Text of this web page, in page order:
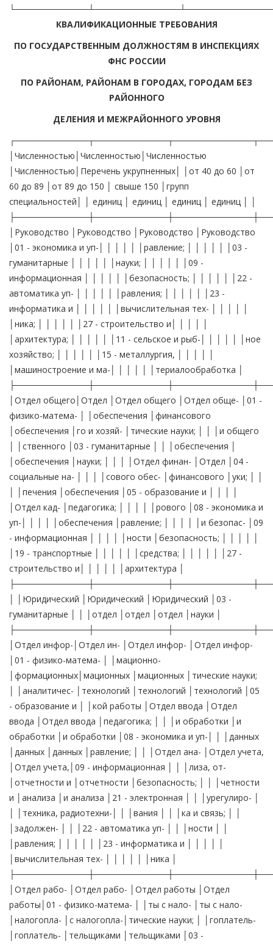
КВАЛИФИКАЦИОННЫЕ ТРЕБОВАНИЯ
ПО ГОСУДАРСТВЕННЫМ ДОЛЖНОСТЯМ В ИНСПЕКЦИЯХ
ФНС РОССИИ
ПО РАЙОНАМ, РАЙОНАМ В ГОРОДАХ, ГОРОДАМ БЕЗ
РАЙОННОГО
ДЕЛЕНИЯ И МЕЖРАЙОННОГО УРОВНЯ
┌────────────┬────────────┬─────────────┬────────────┬────────────────────┐ │Численностью│Численностью│Численностью │Численностью│Перечень укрупненных│ │от 40 до 60 │от 60 до 89 │от 89 до 150 │ свыше 150 │групп специальностей│ │ единиц │ единиц │ единиц │ единиц │ │ ├────────────┼────────────┼─────────────┼────────────┼────────────────────┤ │Руководство │Руководство │Руководство │Руководство │01 - экономика и уп-│ │ │ │ │ │равление; │ │ │ │ │ │03 - гуманитарные │ │ │ │ │ │науки; │ │ │ │ │ │09 - информационная │ │ │ │ │ │безопасность; │ │ │ │ │ │22 - автоматика уп- │ │ │ │ │ │равления; │ │ │ │ │ │23 - информатика и │ │ │ │ │ │вычислительная тех- │ │ │ │ │ │ника; │ │ │ │ │ │27 - строительство и│ │ │ │ │ │архитектура; │ │ │ │ │ │11 - сельское и рыб-│ │ │ │ │ │ное хозяйство; │ │ │ │ │ │15 - металлургия, │ │ │ │ │ │машиностроение и ма-│ │ │ │ │ │териалообработка │ ├────────────┼────────────┼─────────────┼────────────┼────────────────────┤ │Отдел общего│Отдел │Отдел общего │Отдел обще- │01 - физико-матема- │ │обеспечения │финансового │обеспечения │го и хозяй- │тические науки; │ │ │и общего │ │ственного │03 - гуманитарные │ │ │обеспечения │ │обеспечения │науки; │ │ │ │Отдел финан- │Отдел │04 - социальные на- │ │ │ │сового обес- │финансового │уки; │ │ │ │печения │обеспечения │05 - образование и │ │ │ │ │Отдел кад- │педагогика; │ │ │ │ │рового │08 - экономика и уп-│ │ │ │ │обеспечения │равление; │ │ │ │ │и безопас- │09 - информационная │ │ │ │ │ности │безопасность; │ │ │ │ │ │19 - транспортные │ │ │ │ │ │средства; │ │ │ │ │ │27 - строительство и│ │ │ │ │ │архитектура │ ├────────────┼────────────┼─────────────┼────────────┼────────────────────┤ │ │Юридический │Юридический │Юридический │03 - гуманитарные │ │ │отдел │отдел │отдел │науки │ ├────────────┼────────────┼─────────────┼────────────┼────────────────────┤ │Отдел инфор-│Отдел ин- │Отдел инфор- │Отдел инфор-│01 - физико-матема- │ │мационно- │формационных│мационных │мационных │тические науки; │ │аналитичес- │технологий │технологий │технологий │05 - образование и │ │кой работы │Отдел ввода │Отдел ввода │Отдел ввода │педагогика; │ │ │и обработки │и обработки │и обработки │08 - экономика и уп-│ │ │данных │данных │данных │равление; │ │ │Отдел ана- │Отдел учета, │Отдел учета,│09 - информационная │ │ │лиза, от- │отчетности и │отчетности │безопасность; │ │ │четности и │анализа │и анализа │21 - электронная │ │ │урегулиро- │ │ │техника, радиотехни-│ │ │вания │ │ │ка и связь; │ │ │задолжен- │ │ │22 - автоматика уп- │ │ │ности │ │ │равления; │ │ │ │ │ │23 - информатика и │ │ │ │ │ │вычислительная тех- │ │ │ │ │ │ника │ ├────────────┼────────────┼─────────────┼────────────┼────────────────────┤ │Отдел рабо- │Отдел рабо- │Отдел работы │Отдел работы│01 - физико-матема- │ │ты с нало- │ты с нало- │налогопла- │с налогопла-│тические науки; │ │гоплатель- │гоплатель- │тельщиками │тельщиками │03 - гуманитарные │ │щиками